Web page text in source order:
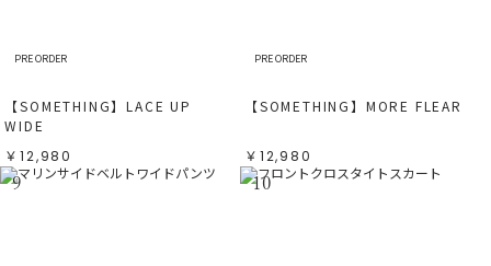
PRE ORDER
【SOMETHING】LACE UP
WIDE
￥12,980
PRE ORDER
【SOMETHING】MORE FLEAR
￥12,980
9 10